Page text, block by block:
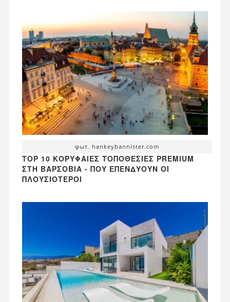
φωτ. hankeybannister.com
TOP 10 ΚΟΡΥΦΑΊΕΣ ΤΟΠΟΘΕΣΊΕΣ PREMIUM
ΣΤΗ ΒΑΡΣΟΒΊΑ - ΠΟΎ ΕΠΕΝΔΎΟΥΝ ΟΙ
ΠΛΟΥΣΙΌΤΕΡΟΙ